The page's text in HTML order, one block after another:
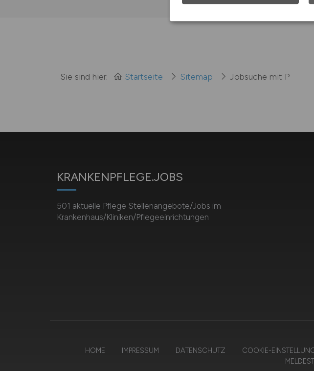
Sie sind hier: Startseite Sitemap Jobsuche mit P
KRANKENPFLEGE.JOBS
501 aktuelle Pflege Stellenangebote/Jobs im
Krankenhaus/Kliniken/Pflegeeinrichtungen
HOME IMPRESSUM DATENSCHUTZ COOKIE-